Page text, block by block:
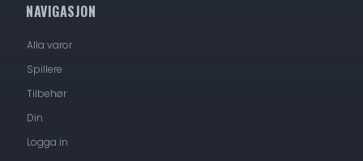
NAVIGASJON
Alla varor
Spillere
Tilbehør
Din
Logga in